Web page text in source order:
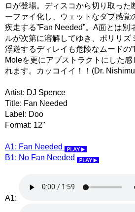
ロが登場。ディスコから切り取った
ーファイ化し、ウェットなダブ感覚
疾走する”Fan Needed”。A面とは別
ルが次第に溶解してゆき、ポリリズ
浮遊するディレイも危険なムードの
Moleを更にアブストラクトにした
れます。カッコイイ！！(Dr.
Artist: DJ Spence
Title: Fan Needed
Label: Doo
Format: 12"
A1: Fan Needed
B1: No Fan Needed
A1: